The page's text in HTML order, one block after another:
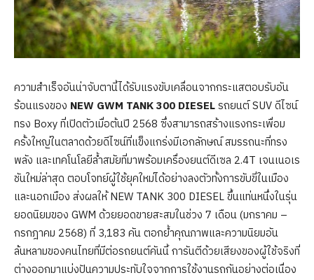
ความสำเร็จอันน่าจับตานี้ได้รับแรงขับเคลื่อนจากกระแสตอบรับอัน
ร้อนแรงของ NEW GWM TANK300 DIESELรถยนต์ SUV ดีไซน์
ทรง Boxy ที่เปิดตัวเมื่อต้นปี 2568 ซึ่งสามารถสร้างแรงกระเพื่อม
ครั้งใหญ่ในตลาดด้วยดีไซน์ที่แข็งแกร่งมีเอกลักษณ์ สมรรถนะที่ทรง
พลัง และเทคโนโลยีล้ำสมัยที่มาพร้อมเครื่องยนต์ดีเซล 2.4T เจนเนอเร
ชันใหม่ล่าสุด ตอบโจทย์ผู้ใช้ยุคใหม่ได้อย่างลงตัวทั้งการขับขี่ในเมือง
และนอกเมือง ส่งผลให้ NEW TANK 300 DIESEL ขึ้นแท่นหนึ่งในรุ่น
ยอดนิยมของ GWM ด้วยยอดขายสะสมในช่วง 7 เดือน (มกราคม –
กรกฎาคม 2568) ที่ 3,183 คัน ตอกย้ำคุณภาพและความนิยมอัน
ล้นหลามของคนไทยที่มีต่อรถยนต์คันนี้ การันตีด้วยเสียงของผู้ใช้จริงที่
ต่างออกมาแบ่งปันความประทับใจจากการใช้งานรถกันอย่างต่อเนื่อง